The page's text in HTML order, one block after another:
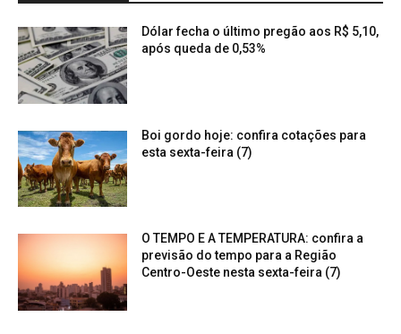
Dólar fecha o último pregão aos R$ 5,10,
após queda de 0,53%
Boi gordo hoje: confira cotações para
esta sexta-feira (7)
O TEMPO E A TEMPERATURA: confira a
previsão do tempo para a Região
Centro-Oeste nesta sexta-feira (7)